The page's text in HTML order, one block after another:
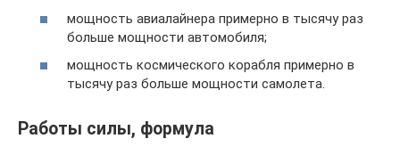
мощность авиалайнера примерно в тысячу раз
больше мощности автомобиля;
мощность космического корабля примерно в
тысячу раз больше мощности самолета.
Работы силы, формула